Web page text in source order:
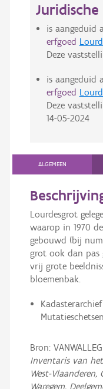
is aangeduid
erfgoed
Deze
is aangeduid
erfgoed
Deze
14-05-2024
ALGEMEEN
Lourdesgrot
waarop in 1970
gebouwd (bij
grot ook dan pas
vrij grote
bloemenbak.
Bron:
Inventaris van
West-Vlaanderen,
Waregem,